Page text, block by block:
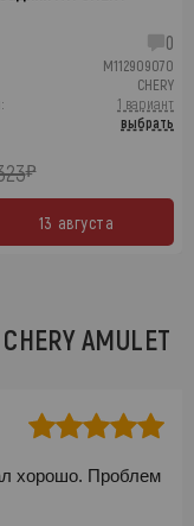
0
M112909070
CHERY
1 вариант
выбрать
₽
13 августа
AMULET
хорошо. Проблем